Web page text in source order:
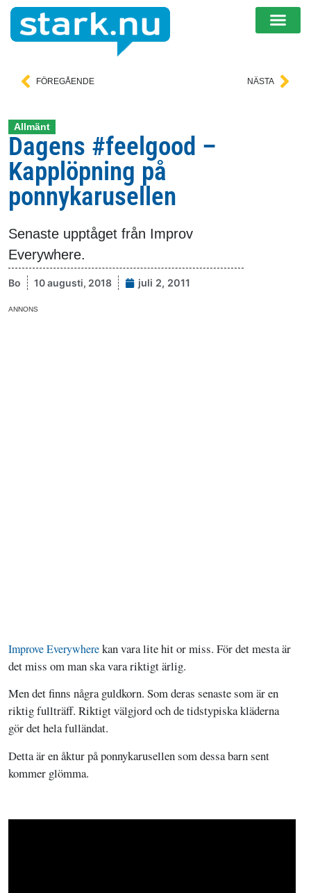
FÖREGÅENDE NÄSTA
Allmänt
Dagens #feelgood –
Kapplöpning på
ponnykarusellen
Senaste upptåget från Improv
Everywhere.
Bo 10 augusti, 2018 juli 2, 2011
ANNONS
Improve Everywherekan vara lite hit or miss. För det mesta är
det miss om man ska vara riktigt ärlig.
Men det finns några guldkorn. Som deras senaste som är en
riktig fullträff. Riktigt välgjord och de tidstypiska kläderna
gör det hela fulländat.
Detta är en åktur på ponnykarusellen som dessa barn sent
kommer glömma.